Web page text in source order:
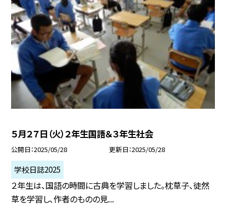
５月２７日（火）２年生国語＆３年生社会
公開日 2025/05/28 更新日 2025/05/28
学校日誌2025
２年生は、国語の時間に古典を学習しました。枕草子、徒然
草を学習し、作者のものの見...